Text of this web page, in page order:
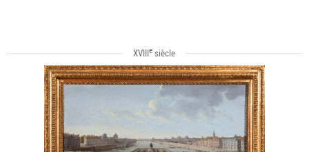
XVIIIe siècle